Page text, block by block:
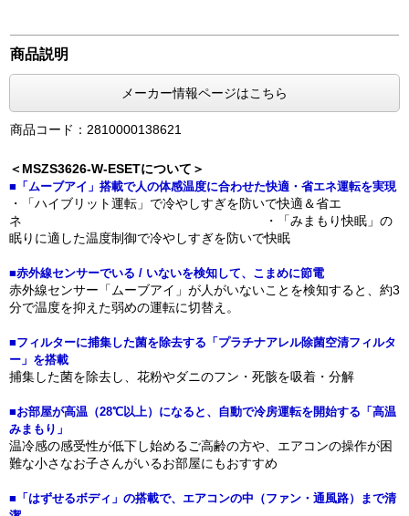
商品説明
メーカー情報ページはこちら
商品コード：2810000138621
＜MSZS3626-W-ESETについて＞
■「ムーブアイ」搭載で人の体感温度に合わせた快適・省エネ運転を実現
・「ハイブリット運転」で冷やしすぎを防いで快適＆省エ
ネ ・「みまもり快眠」の
眠りに適した温度制御で冷やしすぎを防いで快眠
■赤外線センサーでいる / いないを検知して、こまめに節電
赤外線センサー「ムーブアイ」が人がいないことを検知すると、約3
分で温度を抑えた弱めの運転に切替え。
■フィルターに捕集した菌を除去する「プラチナアレル除菌空清フィルタ
ー」を搭載
捕集した菌を除去し、花粉やダニのフン・死骸を吸着・分解
■お部屋が高温（28℃以上）になると、自動で冷房運転を開始する「高温
みまもり」
温冷感の感受性が低下し始めるご高齢の方や、エアコンの操作が困
難な小さなお子さんがいるお部屋にもおすすめ
■「はずせるボディ」の搭載で、エアコンの中（ファン・通風路）まで清